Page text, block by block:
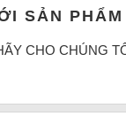
SẢN
CHO CHÚNG